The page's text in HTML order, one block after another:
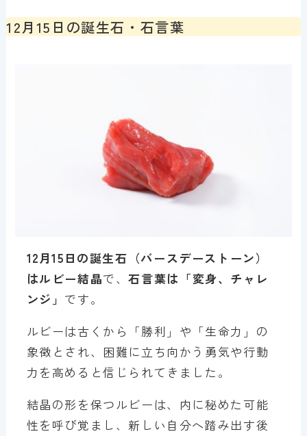
12月15日の誕生石・石言葉
12月15日の誕生石（バースデーストーン）
はルビー結晶で、石言葉は「変身、チャレ
ンジ」 です。
ルビーは古くから「勝利」や「生命力」の
象徴とされ、困難に立ち向かう勇気や行動
力を高めると信じられてきました。
結晶の形を保つルビーは、内に秘めた可能
性を呼び覚まし、新しい自分へ踏み出す後